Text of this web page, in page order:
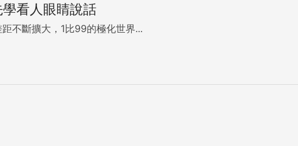
看人眼睛說話
不斷擴大，1比99的極化世界...